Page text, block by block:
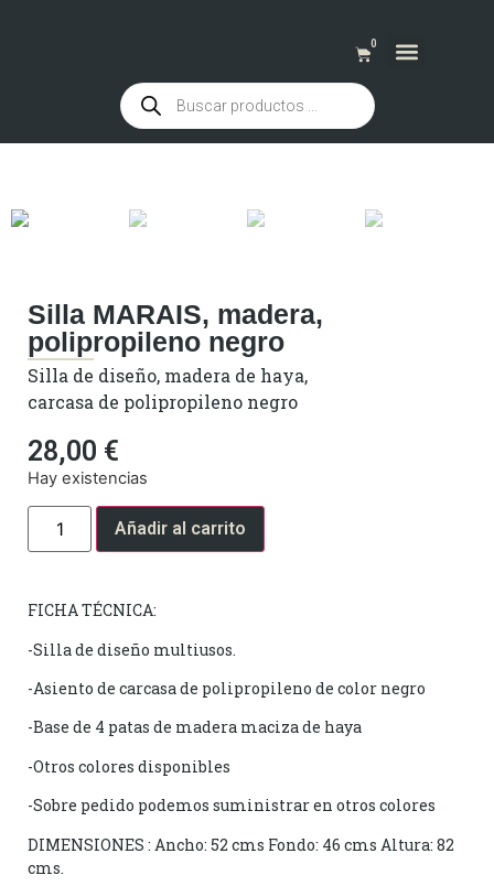
0
Silla MARAIS, madera,
polipropileno negro
Silla de diseño, madera de haya,
carcasa de polipropileno negro
28,00 €
Hay existencias
Añadir al carrito
FICHA TÉCNICA:
-Silla de diseño multiusos.
-Asiento de carcasa de polipropileno de color negro
-Base de 4 patas de madera maciza de haya
-Otros colores disponibles
-Sobre pedido podemos suministrar en otros colores
DIMENSIONES : Ancho: 52 cms Fondo: 46 cms Altura: 82
cms.